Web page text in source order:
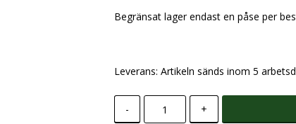
Begränsat lager endast en påse per
Leverans: Artikeln sänds inom 5
- +